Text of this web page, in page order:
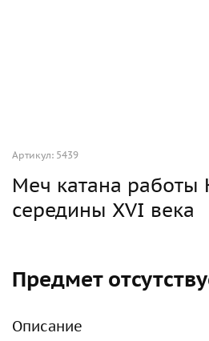
Артикул: 5439
Меч катана работы
середины XVI века
Предмет
Описание